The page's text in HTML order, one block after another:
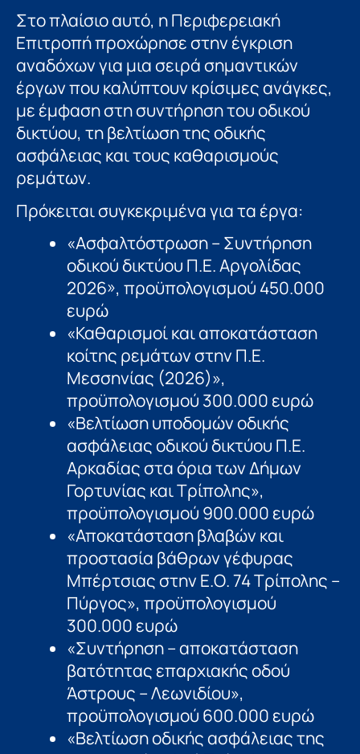
Στο πλαίσιο αυτό, η Περιφερειακή
Επιτροπή προχώρησε στην έγκριση
αναδόχων για μια σειρά σημαντικών
έργων που καλύπτουν κρίσιμες ανάγκες,
με έμφαση στη συντήρηση του οδικού
δικτύου, τη βελτίωση της οδικής
ασφάλειας και τους καθαρισμούς
ρεμάτων.
Πρόκειται συγκεκριμένα για τα έργα:
«Ασφαλτόστρωση – Συντήρηση
οδικού δικτύου Π.Ε. Αργολίδας
2026», προϋπολογισμού 450.000
ευρώ
«Καθαρισμοί και αποκατάσταση
κοίτης ρεμάτων στην Π.Ε.
Μεσσηνίας (2026)»,
προϋπολογισμού 300.000 ευρώ
«Βελτίωση υποδομών οδικής
ασφάλειας οδικού δικτύου Π.Ε.
Αρκαδίας στα όρια των Δήμων
Γορτυνίας και Τρίπολης»,
προϋπολογισμού 900.000 ευρώ
«Αποκατάσταση βλαβών και
προστασία βάθρων γέφυρας
Μπέρτσιας στην Ε.Ο. 74 Τρίπολης –
Πύργος», προϋπολογισμού
300.000 ευρώ
«Συντήρηση – αποκατάσταση
βατότητας επαρχιακής οδού
Άστρους – Λεωνιδίου»,
προϋπολογισμού 600.000 ευρώ
«Βελτίωση οδικής ασφάλειας της